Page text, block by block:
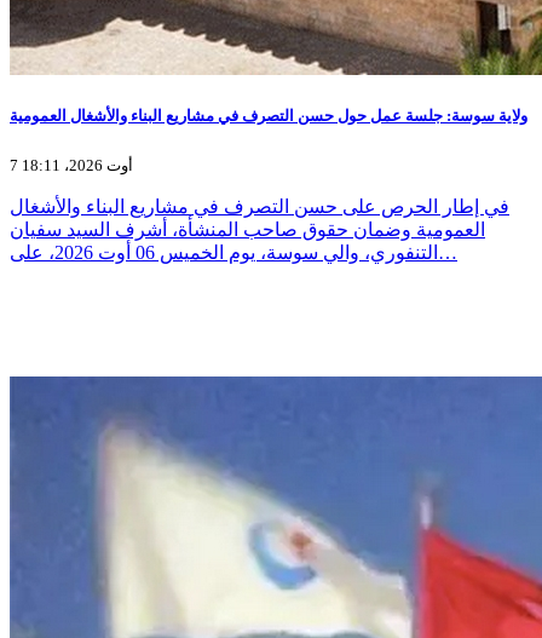
ولاية سوسة: جلسة عمل حول حسن التصرف في مشاريع البناء والأشغال العمومية
7 أوت 2026، 18:11
في إطار الحرص على حسن التصرف في مشاريع البناء والأشغال
العمومية وضمان حقوق صاحب المنشأة، أشرف السيد سفيان
التنفوري، والي سوسة، يوم الخميس 06 أوت 2026، على…